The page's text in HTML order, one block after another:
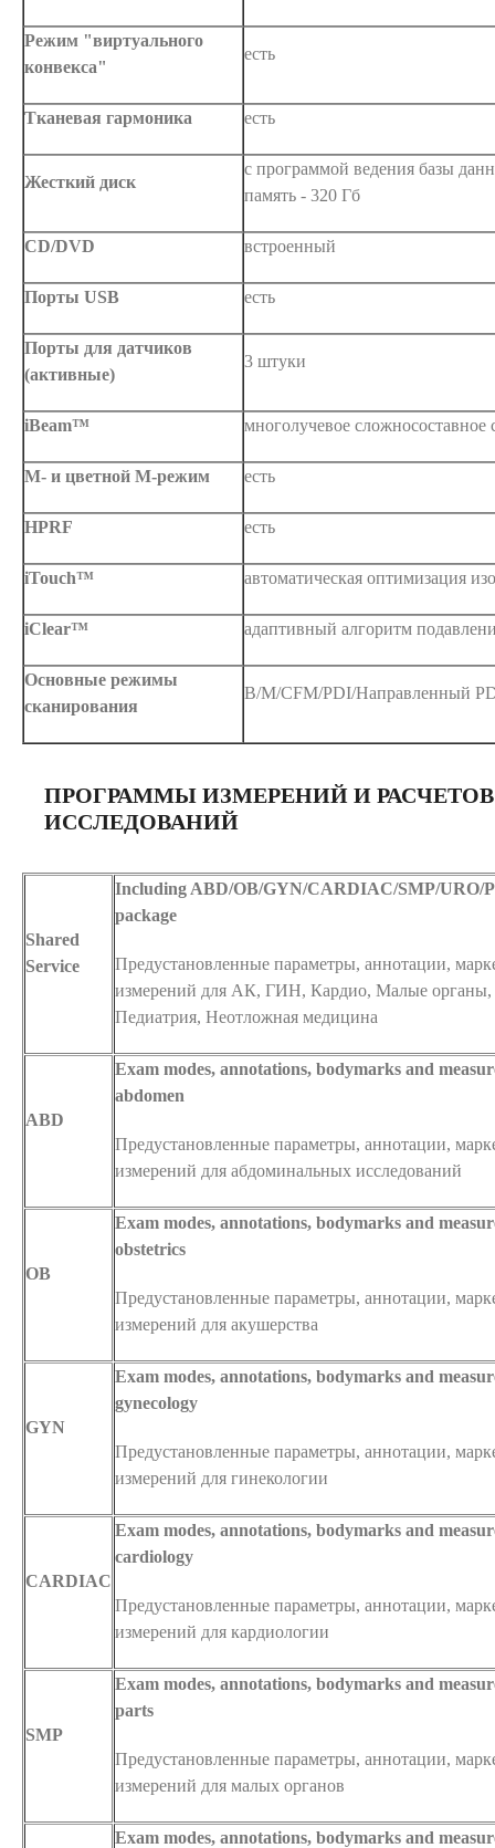
Режим "виртуального
конвекса"
есть
Тканевая гармоника есть
Жесткий диск
с программой ведения базы
память - 320 Гб
CD/DVD встроенный
Порты USB есть
Порты для датчиков
(активные)
3 штуки
iBeam™ многолучевое сложносоставное
М- и цветной М-режим есть
HPRF есть
iTouch™ автоматическая оптимизация
iClear™ адаптивный алгоритм
Основные режимы
сканирования
B/M/CFM/PDI/Направленный
ПРОГРАММЫ ИЗМЕРЕНИЙ И
ИССЛЕДОВАНИЙ
Shared
Service
Including ABD/OB/GYN/CARDIAC/SMP/URO/
package
Предустановленные параметры, аннотации,
измерений для АК, ГИН, Кардио, Малые органы,
Педиатрия, Неотложная медицина
ABD
Exam modes, annotations, bodymarks and
abdomen
Предустановленные параметры, аннотации,
измерений для абдоминальных исследований
OB
Exam modes, annotations, bodymarks and
obstetrics
Предустановленные параметры, аннотации,
измерений для акушерства
GYN
Exam modes, annotations, bodymarks and
gynecology
Предустановленные параметры, аннотации,
измерений для гинекологии
CARDIAC
Exam modes, annotations, bodymarks and
cardiology
Предустановленные параметры, аннотации,
измерений для кардиологии
SMP
Exam modes, annotations, bodymarks and
parts
Предустановленные параметры, аннотации,
измерений для малых органов
Exam modes, annotations, bodymarks and